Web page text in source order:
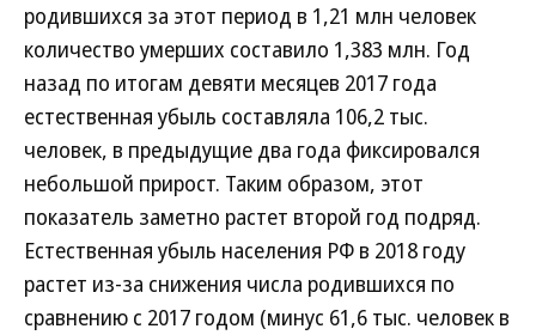
родившихся за этот период в 1,21 млн человек
количество умерших составило 1,383 млн. Год
назад по итогам девяти месяцев 2017 года
естественная убыль составляла 106,2 тыс.
человек, в предыдущие два года фиксировался
небольшой прирост. Таким образом, этот
показатель заметно растет второй год подряд.
Естественная убыль населения РФ в 2018 году
растет из-за снижения числа родившихся по
сравнению с 2017 годом (минус 61,6 тыс. человек в